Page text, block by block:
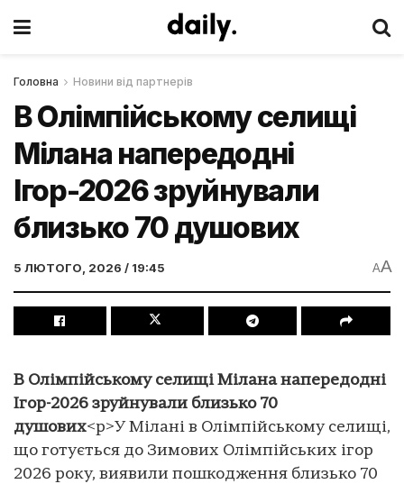
Головна Новини від партнерів
В Олімпійському селищі
Мілана напередодні
Ігор-2026 зруйнували
близько 70 душових
5 ЛЮТОГО, 2026 / 19:45 AA
В Олімпійському селищі Мілана напередодні
Ігор-2026 зруйнували близько 70
душових<p>У Мілані в Олімпійському селищі,
що готується до Зимових Олімпійських ігор
2026 року, виявили пошкодження близько 70